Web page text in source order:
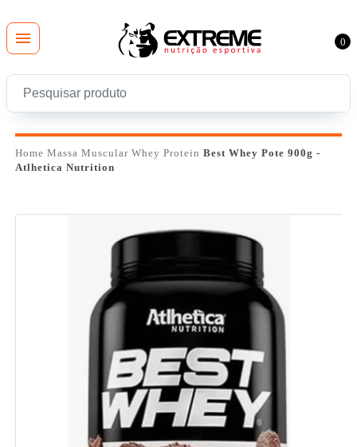
0
Home Massa Muscular Whey Protein Best Whey Pote 900g -
Atlhetica Nutrition